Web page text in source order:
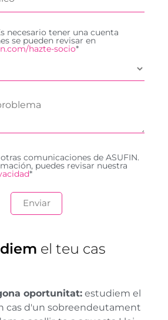
necesario tener una cuenta
se pueden revisar en
hazte-socio*
comunicaciones de ASUFIN.
puedes revisar nuestra
*
el teu cas
oportunitat:estudiem el
cas d'un sobreendeutament